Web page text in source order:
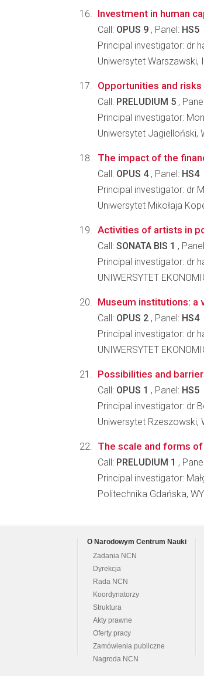
Investment in human
Call: OPUS 9 , Panel: HS5
Principal investigator: dr
Uniwersytet Warszawski,
Opportunities and
Call: PRELUDIUM 5 ,
Principal investigator:
Uniwersytet Jagielloński,
The impact of the
Call: OPUS 4, Panel: HS4
Principal investigator: dr
Uniwersytet Mikołaja
Activities of artists in
Call: SONATA BIS 1 ,
Principal investigator: dr
UNIWERSYTET
Museum institutions: a
Call: OPUS 2 , Panel: HS4
Principal investigator: dr
UNIWERSYTET
Possibilities and
Call: OPUS 1 , Panel: HS5
Principal investigator: dr
Uniwersytet Rzeszowski,
The scale and forms
Call: PRELUDIUM 1 ,
Principal investigator:
Politechnika Gdańska,
O Narodowym Centrum Nauki
Zadania NCN
Dyrekcja
Rada NCN
Koordynatorzy
Struktura
Akty prawne
Oferty pracy
Zamówienia publiczne
Nagroda NCN